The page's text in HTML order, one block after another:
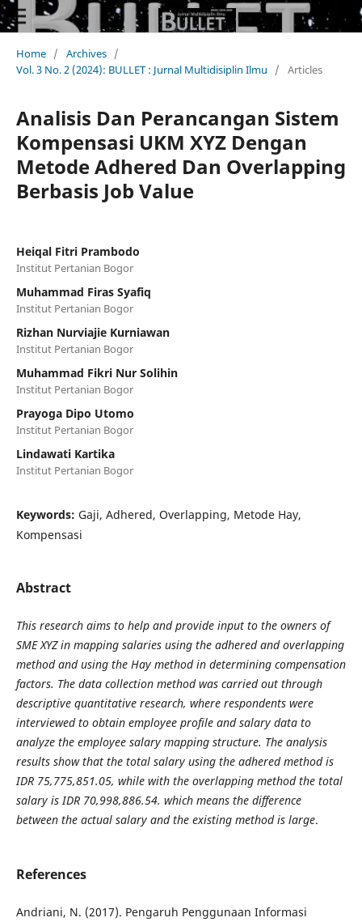
Home / Archives /
Vol. 3 No. 2 (2024): BULLET : Jurnal Multidisiplin Ilmu
/ Articles
Analisis Dan Perancangan Sistem
Kompensasi UKM XYZ Dengan
Metode Adhered Dan Overlapping
Berbasis Job Value
Heiqal Fitri Prambodo
Institut Pertanian Bogor
Muhammad Firas Syafiq
Institut Pertanian Bogor
Rizhan Nurviajie Kurniawan
Institut Pertanian Bogor
Muhammad Fikri Nur Solihin
Institut Pertanian Bogor
Prayoga Dipo Utomo
Institut Pertanian Bogor
Lindawati Kartika
Institut Pertanian Bogor
Keywords: Gaji, Adhered, Overlapping, Metode Hay,
Kompensasi
Abstract
This research aims to help and provide input to the owners of
SME XYZ in mapping salaries using the adhered and overlapping
method and using the Hay method in determining compensation
factors. The data collection method was carried out through
descriptive quantitative research, where respondents were
interviewed to obtain employee profile and salary data to
analyze the employee salary mapping structure. The analysis
results show that the total salary using the adhered method is
IDR 75,775,851.05, while with the overlapping method the total
salary is IDR 70,998,886.54. which means the difference
between the actual salary and the existing method is large.
References
Andriani, N. (2017). Pengaruh Penggunaan Informasi